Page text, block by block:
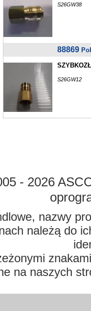
S26GW38
88869
S26GW12
- 2026
nazwy
należą do
na naszych